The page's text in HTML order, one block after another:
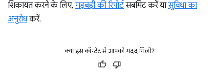
शिकायत करने के लिए, गड़बड़ी की रिपोर्टसबमिट करें यासुविधा का
अनुरोधकरें.
क्या इस कॉन्टेंट से आपको मदद मिली?